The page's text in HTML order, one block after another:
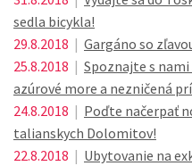
sedla bicykla!
29.8.2018 | Gargáno so
25.8.2018 | Spoznajte s
azúrové more a nezničená
24.8.2018 | Poďte načerpať
talianskych Dolomitov!
22.8.2018 | Ubytovanie na